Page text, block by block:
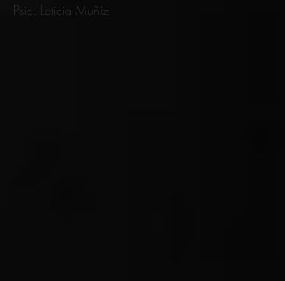
Psic. Leticia Muñíz